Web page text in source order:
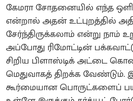
கேமரா சோதனையில் எந்த
என்றால் அதன் உட்புறத்தில்
சேர்ந்திருக்கலாம் என்று நாம்
அப்போது ரிமோட்டின்
சிறிய பிளாஸ்டிக் அட்டை
மெதுவாகத் திறக்க வேண்டும்.
கூர்மையான பொருட்களைப்